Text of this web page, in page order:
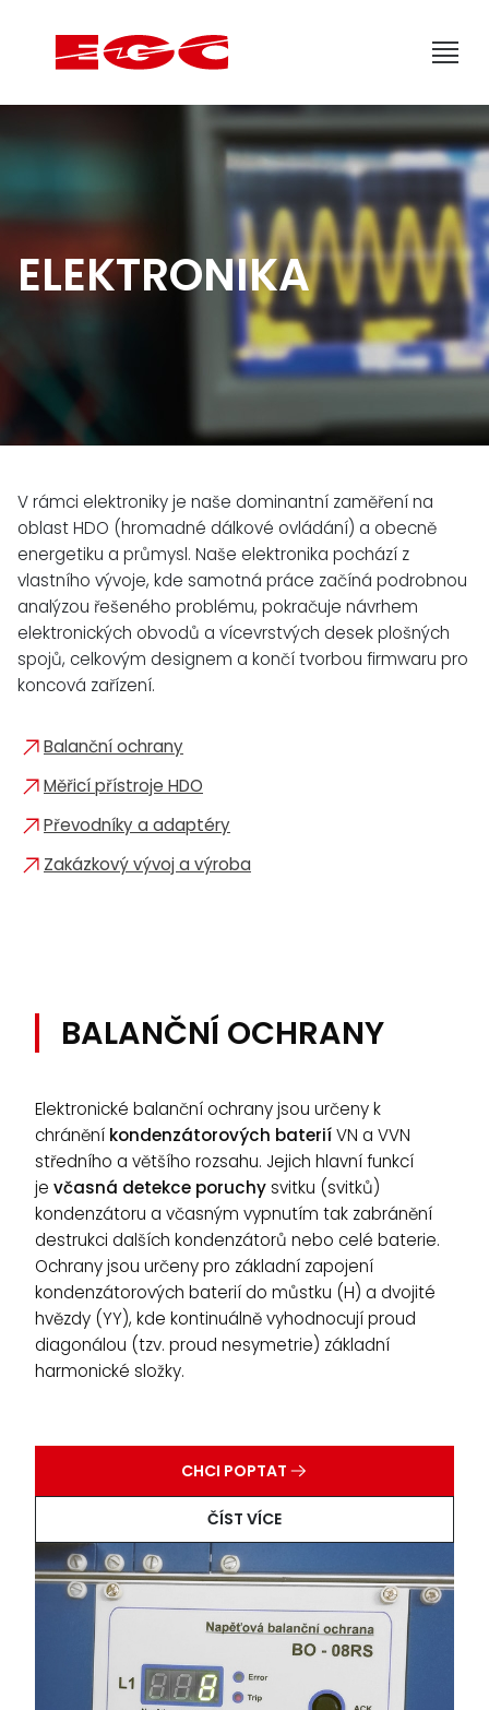
ELEKTRONIKA
V rámci elektroniky je naše dominantní zaměření na
oblast HDO (hromadné dálkové ovládání) a obecně
energetiku a průmysl. Naše elektronika pochází z
vlastního vývoje, kde samotná práce začíná podrobnou
analýzou řešeného problému, pokračuje návrhem
elektronických obvodů a vícevrstvých desek plošných
spojů, celkovým designem a končí tvorbou firmwaru pro
koncová zařízení.
Balanční ochrany
Měřicí přístroje HDO
Převodníky a adaptéry
Zakázkový vývoj a výroba
BALANČNÍ OCHRANY
Elektronické balanční ochrany jsou určeny k
chránění kondenzátorových bateriíVN a VVN
středního a většího rozsahu. Jejich hlavní funkcí
je včasná detekce poruchysvitku (svitků)
kondenzátoru a včasným vypnutím tak zabránění
destrukci dalších kondenzátorů nebo celé baterie.
Ochrany jsou určeny pro základní zapojení
kondenzátorových baterií do můstku (H) a dvojité
hvězdy (YY), kde kontinuálně vyhodnocují proud
diagonálou (tzv. proud nesymetrie) základní
harmonické složky.
CHCI POPTAT
ČÍST VÍCE